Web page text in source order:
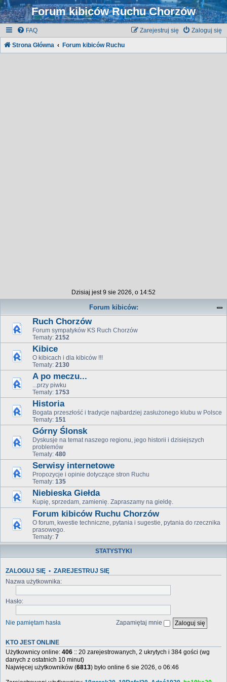
Forum kibiców Ruchu Chorzów
FAQ Zaloguj się
Zarejestruj się
Strona Główna Forum kibiców Ruchu
Dzisiaj jest 9 sie 2026, o 14:52
Forum kibiców:
Ruch Chorzów
Forum sympatyków KS Ruch Chorzów
Tematy: 2152
Kibice
O kibicach i dla kibiców !!!
Tematy: 2130
A po meczu...
...przy piwku
Tematy: 1753
Historia
Bogata przeszłość i tradycje najbardziej zasłużonego klubu w Polsce
Tematy: 151
Górny Ślonsk
Dyskusje na temat naszego regionu, jego historii i dzisiejszych
problemów
Tematy: 480
Serwisy internetowe
Propozycje i opinie dotyczące stron Ruchu
Tematy: 135
Niebieska Giełda
Kupię, sprzedam, zamienię. Zapraszamy na giełdę.
Forum kibiców Ruchu Chorzów
O forum, kwestie techniczne, pytania i sugestie, pytania do rzecznika
prasowego.
Tematy: 7
STATYSTYKI
ZALOGUJ SIĘ • ZAREJESTRUJ SIĘ
Nazwa użytkownika:
Hasło:
Nie pamiętam hasła Zapamiętaj mnie
KTO JEST ONLINE
Użytkownicy online: 406 :: 20 zarejestrowanych, 2 ukrytych i 384 gości (wg
danych z ostatnich 10 minut)
Najwięcej użytkowników (6813) było online 6 sie 2026, o 06:46